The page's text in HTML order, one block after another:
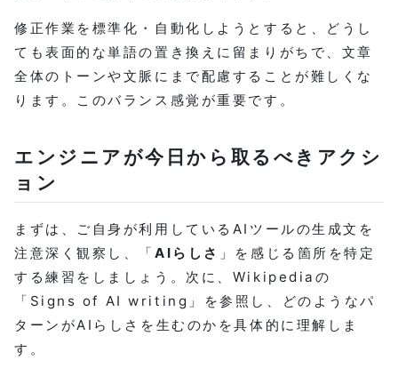
修正作業を標準化・自動化しようとすると、どうし
ても表面的な単語の置き換えに留まりがちで、文章
全体のトーンや文脈にまで配慮することが難しくな
ります。このバランス感覚が重要です。
エンジニアが今日から取るべきアクシ
ョン
まずは、ご自身が利用しているAIツールの生成文を
注意深く観察し、「AIらしさ 」を感じる箇所を特定
する練習をしましょう。次に、Wikipediaの
「Signs of AI writing」を参照し、どのようなパ
ターンがAIらしさを生むのかを具体的に理解しま
す。